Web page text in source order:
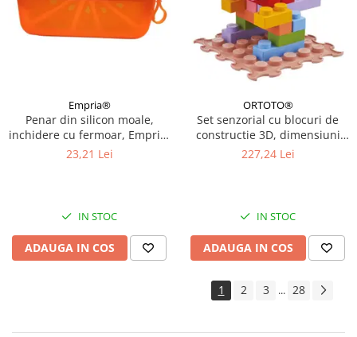
Empria®
Penar din silicon moale,
inchidere cu fermoar, Empria,
Portocaliu
23,21 Lei
IN STOC
ADAUGA IN COS
ORTOTO®
Set senzorial cu blocuri de
constructie 3D, dimensiuni
mari, 32 piese
227,24 Lei
IN STOC
ADAUGA IN COS
1 2 3 ... 28